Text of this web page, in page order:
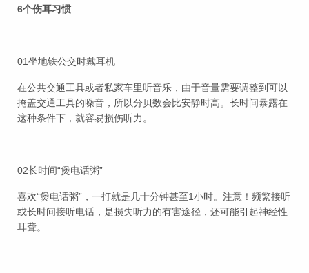
6个伤耳习惯
01坐地铁公交时戴耳机
在公共交通工具或者私家车里听音乐，由于音量需要调整到可以
掩盖交通工具的噪音，所以分贝数会比安静时高。长时间暴露在
这种条件下，就容易损伤听力。
02长时间“煲电话粥”
喜欢“煲电话粥”，一打就是几十分钟甚至1小时。注意！频繁接听
或长时间接听电话，是损失听力的有害途径，还可能引起神经性
耳聋。